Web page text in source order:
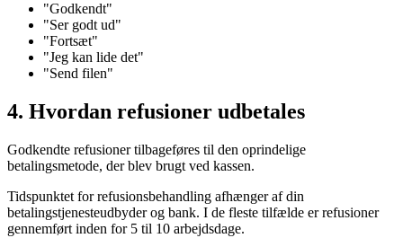
"Godkendt"
"Ser godt ud"
"Fortsæt"
"Jeg kan lide det"
"Send filen"
4. Hvordan refusioner udbetales
Godkendte refusioner tilbageføres til den oprindelige
betalingsmetode, der blev brugt ved kassen.
Tidspunktet for refusionsbehandling afhænger af din
betalingstjenesteudbyder og bank. I de fleste tilfælde er refusioner
gennemført inden for 5 til 10 arbejdsdage.